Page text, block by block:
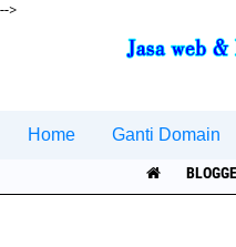
-->
Home Ganti Domain